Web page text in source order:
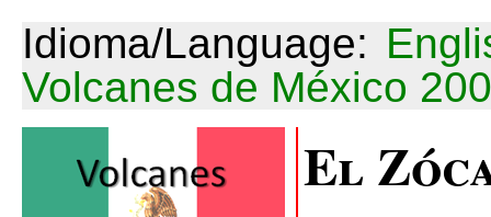
Idioma/Language:
Volcanes de México
El